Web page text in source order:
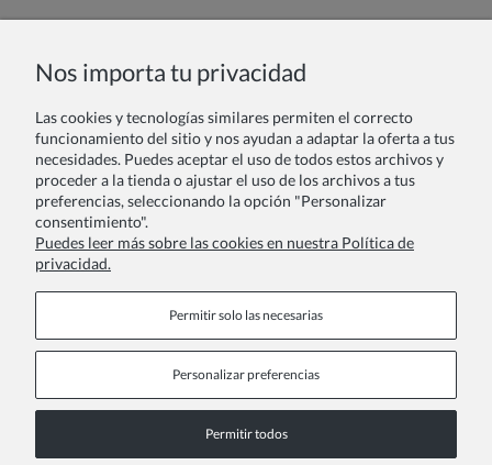
Tu reseña:
Páginas de información
Nos importa tu privacidad
Las cookies y tecnologías similares permiten el correcto
funcionamiento del sitio y nos ayudan a adaptar la oferta a tus
necesidades. Puedes aceptar el uso de todos estos archivos y
proceder a la tienda o ajustar el uso de los archivos a tus
preferencias, seleccionando la opción "Personalizar
consentimiento".
Puedes leer más sobre las cookies en nuestra Política de
privacidad.
Permitir solo las necesarias
Personalizar preferencias
Permitir todos